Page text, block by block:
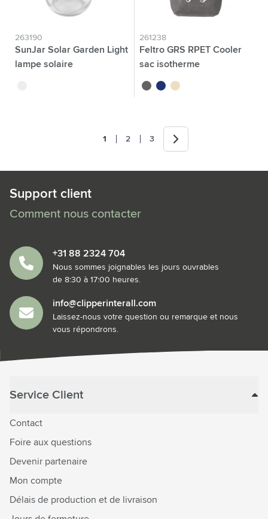
263190
SunJar Solar Garden Light
lampe solaire
261238
Feltro GRS RPET Cooler
sac isotherme
gris bleu beige
Vous lisez actuellement la page
1 Page
2 Page
3 Suivant
Support client
Comment nous contacter
+31 88 2324 704
Nous sommes joignables les jours ouvrables
de 8:30 à 17:00 heures.
info@clipperinterall.com
Laissez-nous votre question ou remarque et nous
vous répondrons.
Service Client
Contact
Foire aux questions
Devenir partenaire
Mon compte
Délais de production et de livraison